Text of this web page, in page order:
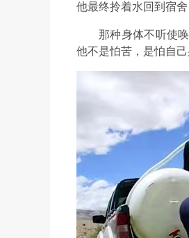
他最终拎着水回到宿
那种身体不听使
他不是怕苦，是怕自